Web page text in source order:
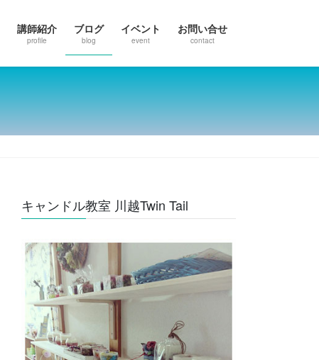
講師紹介
profile
ブログ
blog
イベント
event
お問い合せ
contact
キャンドル教室 川越Twin Tail